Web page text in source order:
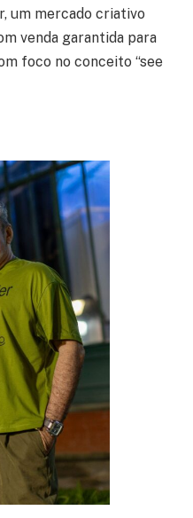
um mercado criativo
venda garantida para
foco no conceito “see